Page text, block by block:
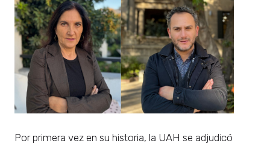
Por primera vez en su historia, la UAH se adjudicó